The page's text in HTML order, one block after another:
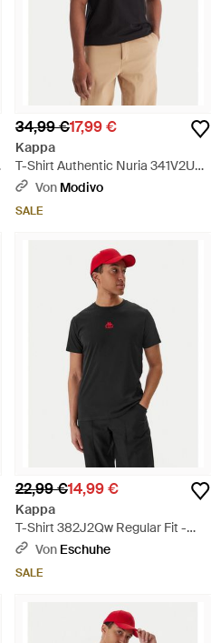
34,99 €17,99 €
Kappa
T-Shirt Authentic Nuria 341V2Uw
Regular Fit - Schwarz
Von Modivo
SALE
22,99 €14,99 €
Kappa
T-Shirt 382J2Qw Regular Fit -
Schwarz
Von Eschuhe
SALE